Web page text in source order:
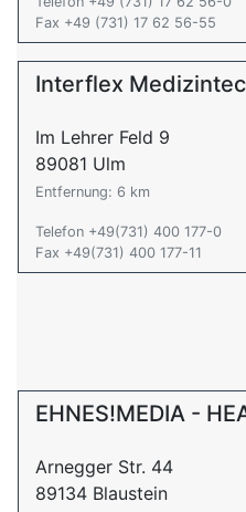
Fax +49 (731) 17 62 56-55
Interflex
Im Lehrer Feld 9
89081 Ulm
Entfernung: 6 km
Telefon +49(731) 400 177-0
Fax +49(731) 400 177-11
EHNES!MEDIA -
Arnegger Str. 44
89134 Blaustein